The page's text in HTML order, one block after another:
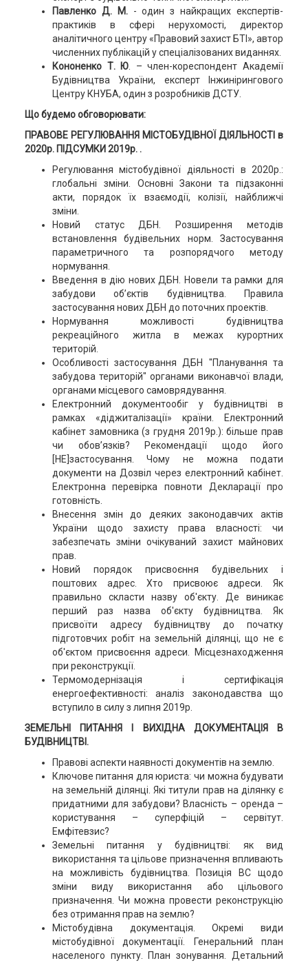
Павленко Д. М.- один з найкращих експертів-
практиків в сфері нерухомості, директор
аналітичного центру «Правовий захист БТІ», автор
численних публікацій у спеціалізованих виданнях.
Кононенко Т. Ю . – член-кореспондент Академії
Будівництва України, експерт Інжинірингового
Центру КНУБА, один з розробників ДСТУ.
Що будемо обговорювати:
ПРАВОВЕ РЕГУЛЮВАННЯ МІСТОБУДІВНОЇ ДІЯЛЬНОСТІ в
2020р. ПІДСУМКИ 2019р. .
Регулювання містобудівної діяльності в 2020р.:
глобальні зміни. Основні Закони та підзаконні
акти, порядок їх взаємодії, колізії, найближчі
зміни.
Новий статус ДБН. Розширення методів
встановлення будівельних норм. Застосування
параметричного та розпорядчого методу
нормування.
Введення в дію нових ДБН. Новели та рамки для
забудови об’єктів будівництва. Правила
застосування нових ДБН до поточних проектів.
Нормування можливості будівництва
рекреаційного житла в межах курортних
територій.
Особливості застосування ДБН "Планування та
забудова територій" органами виконавчої влади,
органами місцевого самоврядування.
Електронний документообіг у будівництві в
рамках «діджиталізації» країни. Електронний
кабінет замовника (з грудня 2019р.): більше прав
чи обов’язків? Рекомендації щодо його
[НЕ]застосування. Чому не можна подати
документи на Дозвіл через електронний кабінет.
Електронна перевірка повноти Декларації про
готовність.
Внесення змін до деяких законодавчих актів
України щодо захисту права власності: чи
забезпечать зміни очікуваний захист майнових
прав.
Новий порядок присвоєння будівельних і
поштових адрес. Хто присвоює адреси. Як
правильно скласти назву об'єкту. Де виникає
перший раз назва об'єкту будівництва. Як
присвоїти адресу будівництву до початку
підготовчих робіт на земельній ділянці, що не є
об'єктом присвоєння адреси. Місцезнаходження
при реконструкції.
Термомодернізація і сертифікація
енергоефективності: аналіз законодавства що
вступило в силу з липня 2019р.
ЗЕМЕЛЬНІ ПИТАННЯ І ВИХІДНА ДОКУМЕНТАЦІЯ В
БУДІВНИЦТВІ.
Правові аспекти наявності документів на землю.
Ключове питання для юриста: чи можна будувати
на земельній ділянці. Які титули прав на ділянку є
придатними для забудови? Власність – оренда –
користування – суперфіцій – сервітут.
Емфітевзис?
Земельні питання у будівництві: як вид
використання та цільове призначення впливають
на можливість будівництва. Позиція ВС щодо
зміни виду використання або цільового
призначення. Чи можна провести реконструкцію
без отримання прав на землю?
Містобудівна документація. Окремі види
містобудівної документації. Генеральний план
населеного пункту. План зонування. Детальний